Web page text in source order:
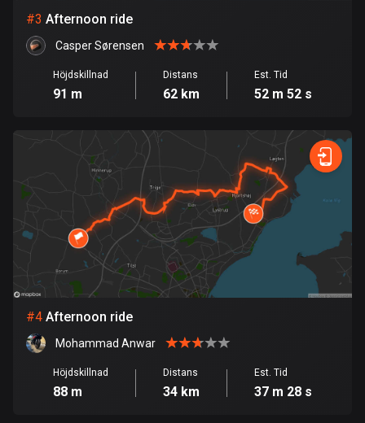
99 rutter
Bosnien och Hercegovina
4 rutter
Brasilien
7519 rutter
Brunei
113 rutter
Bulgarien
Burkina Faso
2 rutter
#3 Afternoon ride
Casper Sørensen
Höjdskillnad
91 m
Distans
62 km
Est. Tid
52 m 52 s
#4 Afternoon ride
Mohammad Anwar
Höjdskillnad
88 m
Distans
34 km
Est. Tid
37 m 28 s